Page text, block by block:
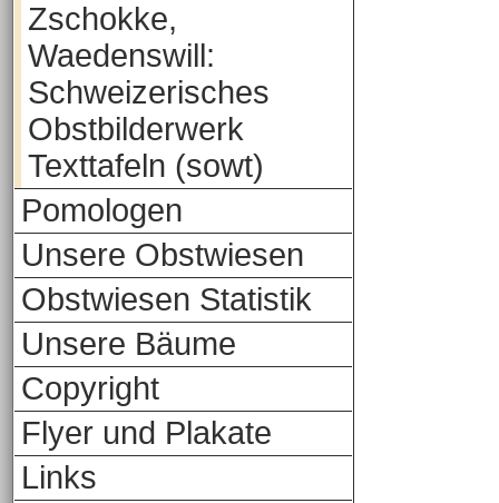
Zschokke,
Waedenswill:
Schweizerisches
Obstbilderwerk
Texttafeln (sowt)
Pomologen
Unsere Obstwiesen
Obstwiesen Statistik
Unsere Bäume
Copyright
Flyer und Plakate
Links